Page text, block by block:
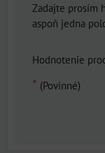
Zadajte prosím
aspoň jedna
Hodnotenie
* (Povinné)